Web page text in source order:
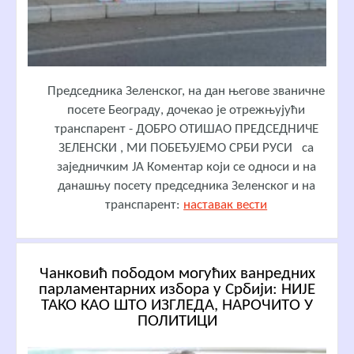
Председника Зеленског, на дан његове званичне
посете Београду, дочекао је отрежњујући
транспарент - ДОБРО ОТИШАО ПРЕДСЕДНИЧЕ
ЗЕЛЕНСКИ , МИ ПОБЕЂУЈЕМО СРБИ РУСИ са
заједничким ЈА Коментар који се односи и на
данашњу посету председника Зеленског и на
транспарент: наставак вести
Чанковић пободом могућих ванредних
парламентарних избора у Србији: НИЈЕ
ТАКО КАО ШТО ИЗГЛЕДА, НАРОЧИТО У
ПОЛИТИЦИ